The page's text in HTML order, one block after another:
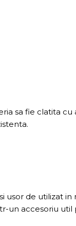
sa fie clatita cu
de utilizat in
un accesoriu util